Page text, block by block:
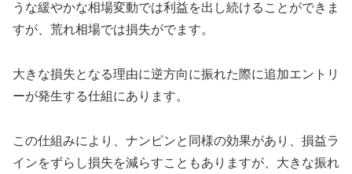
うな緩やかな相場変動では利益を出し続けることができま
すが、荒れ相場では損失がでます。
大きな損失となる理由に逆方向に振れた際に追加エントリ
ーが発生する仕組にあります。
この仕組みにより、ナンピンと同様の効果があり、損益ラ
インをずらし損失を減らすこともありますが、大きな振れ